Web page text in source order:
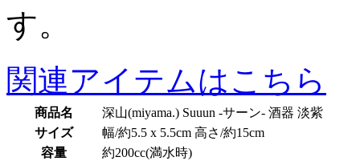
す。
関連アイテムはこちら
商品名
深山(miyama.) Suuun -サーン- 酒器 淡紫
サイズ
幅/約5.5 x 5.5cm 高さ/約15cm
容量
約200cc(満水時)